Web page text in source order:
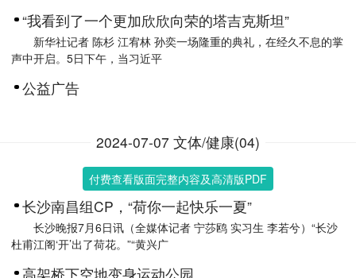
“我看到了一个更加欣欣向荣的塔吉克斯坦”
新华社记者 陈杉 江宥林 孙奕一场隆重的典礼，在经久不息的掌
声中开启。5日下午，当习近平
公益广告
2024-07-07 文体/健康(04)
付费查看版面完整内容及高清版PDF
长沙南昌组CP，“荷你一起快乐一夏”
长沙晚报7月6日讯（全媒体记者 宁莎鸥 实习生 李若兮）“长沙
杜甫江阁‘开’出了荷花。”“黄兴广
高架桥下空地变身运动公园